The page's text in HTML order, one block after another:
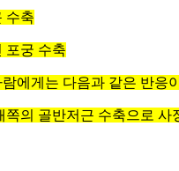
수축
포궁 수축
에게는 다음과 같은 반응
쪽의 골반저근 수축으로 사